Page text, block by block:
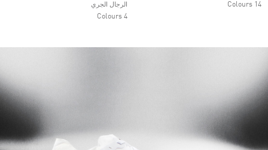
14 Colours الرجال الجري
4 Colours